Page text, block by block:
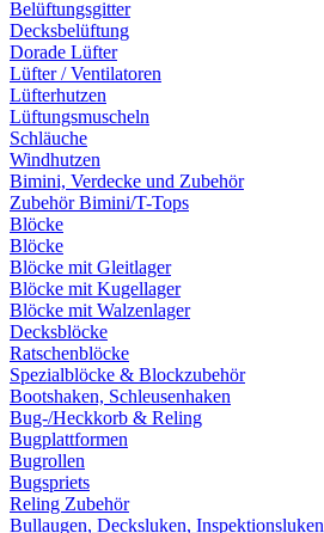
Belüftungsgitter
Decksbelüftung
Dorade Lüfter
Lüfter / Ventilatoren
Lüfterhutzen
Lüftungsmuscheln
Schläuche
Windhutzen
Bimini, Verdecke und Zubehör
Zubehör Bimini/T-Tops
Blöcke
Blöcke
Blöcke mit Gleitlager
Blöcke mit Kugellager
Blöcke mit Walzenlager
Decksblöcke
Ratschenblöcke
Spezialblöcke & Blockzubehör
Bootshaken, Schleusenhaken
Bug-/Heckkorb & Reling
Bugplattformen
Bugrollen
Bugspriets
Reling Zubehör
Bullaugen, Decksluken, Inspektionsluken